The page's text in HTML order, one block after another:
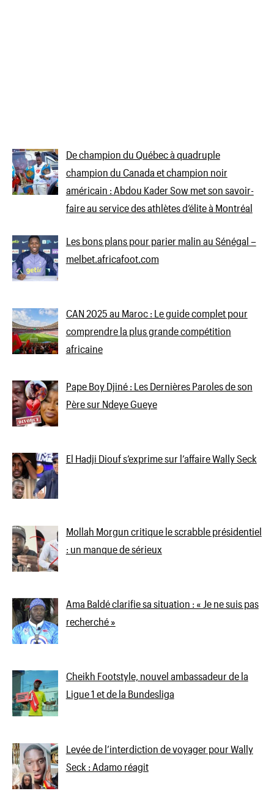
De champion du Québec à quadruple
champion du Canada et champion noir
américain : Abdou Kader Sow met son savoir-
faire au service des athlètes d’élite à Montréal
Les bons plans pour parier malin au Sénégal –
melbet.africafoot.com
CAN 2025 au Maroc : Le guide complet pour
comprendre la plus grande compétition
africaine
Pape Boy Djiné : Les Dernières Paroles de son
Père sur Ndeye Gueye
El Hadji Diouf s’exprime sur l’affaire Wally Seck
Mollah Morgun critique le scrabble présidentiel
: un manque de sérieux
Ama Baldé clarifie sa situation : « Je ne suis pas
recherché »
Cheikh Footstyle, nouvel ambassadeur de la
Ligue 1 et de la Bundesliga
Levée de l’interdiction de voyager pour Wally
Seck : Adamo réagit